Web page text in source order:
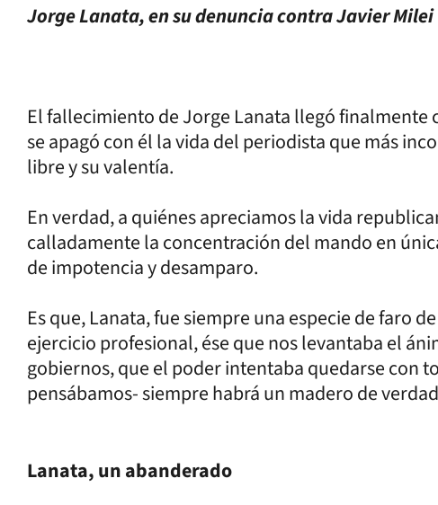
Jorge Lanata, en su denuncia contra Javier Milei
El fallecimiento de Jorge Lanata llegó finalmente
se apagó con él la vida del periodista que más
libre y su valentía.
En verdad, a quiénes apreciamos la vida
calladamente la concentración del mando en
de impotencia y desamparo.
Es que, Lanata, fue siempre una especie de faro
ejercicio profesional, ése que nos levantaba el
gobiernos, que el poder intentaba quedarse con
pensábamos- siempre habrá un madero de
Lanata, un abanderado